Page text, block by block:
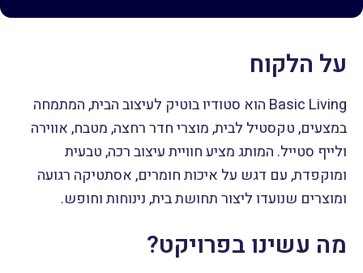
על הלקוח
Basic Living הוא סטודיו בוטיק לעיצוב הבית, המתמחה
במצעים, טקסטיל לבית, מוצרי חדר רחצה, מטבח, אווירה
ולייף סטייל. המותג מציע חוויית עיצוב רכה, טבעית
ומוקפדת, עם דגש על איכות חומרים, אסתטיקה רגועה
ומוצרים שנועדו ליצור תחושת בית, נינוחות וחופש.
מה עשינו בפרויקט?